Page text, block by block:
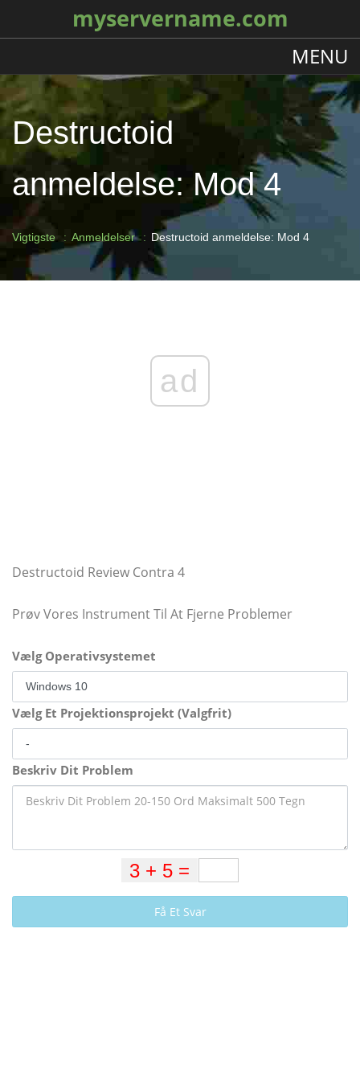
myservername.com
MENU
Destructoid
anmeldelse: Mod 4
Vigtigste Anmeldelser Destructoid anmeldelse: Mod 4
ad
Destructoid Review Contra 4
Prøv Vores Instrument Til At Fjerne Problemer
Vælg Operativsystemet
Vælg Et Projektionsprojekt (Valgfrit)
Beskriv Dit Problem
Få Et Svar